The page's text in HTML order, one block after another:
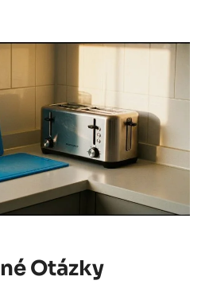
Otázky